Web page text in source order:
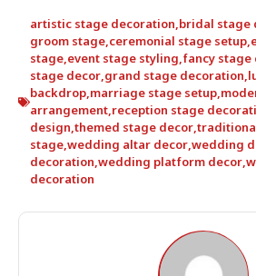
artistic stage decoration,bridal stage
groom stage,ceremonial stage setup,
stage,event stage styling,fancy stage
stage decor,grand stage decoration,
backdrop,marriage stage setup,
arrangement,reception stage
design,themed stage decor,
stage,wedding altar decor,wedding
decoration,wedding platform decor,
decoration